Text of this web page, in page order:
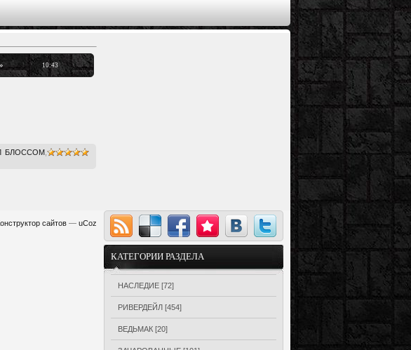
10:43
БЛОССОМ ,
КАТЕГОРИИ РАЗДЕЛА
НАСЛЕДИЕ [72]
РИВЕРДЕЙЛ [454]
ВЕДЬМАК [20]
сайтов — uCoz